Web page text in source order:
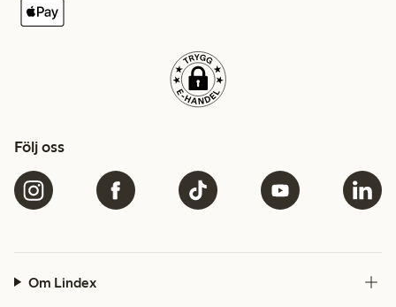
Följ oss
Om Lindex